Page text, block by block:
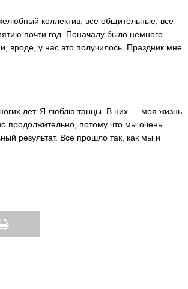
коллектив, все общительные, все
почти год. Поначалу было немного
вроде, у нас это получилось. Праздник мне
лет. Я люблю танцы. В них — моя жизнь.
продолжительно, потому что мы очень
результат. Все прошло так, как мы и